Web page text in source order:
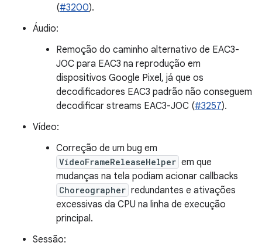
(#3200).
Áudio:
Remoção do caminho alternativo de EAC3-
JOC para EAC3 na reprodução em
dispositivos Google Pixel, já que os
decodificadores EAC3 padrão não conseguem
decodificar streams EAC3-JOC (#3257).
Vídeo:
Correção de um bug em
VideoFrameReleaseHelper em que
mudanças na tela podiam acionar callbacks
Choreographer redundantes e ativações
excessivas da CPU na linha de execução
principal.
Sessão: